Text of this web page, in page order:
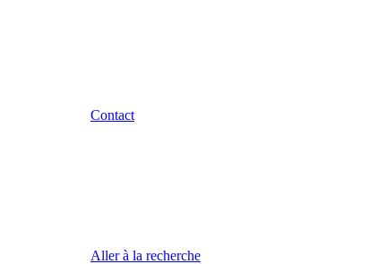
Contact
Aller à la recherche